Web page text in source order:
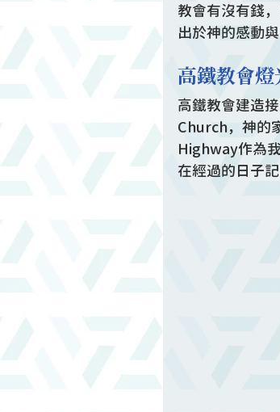
教會有沒有錢
出於神的感動與
高鐵教會
高鐵教會建造
Church，神的
Highway作為
在經過的日子